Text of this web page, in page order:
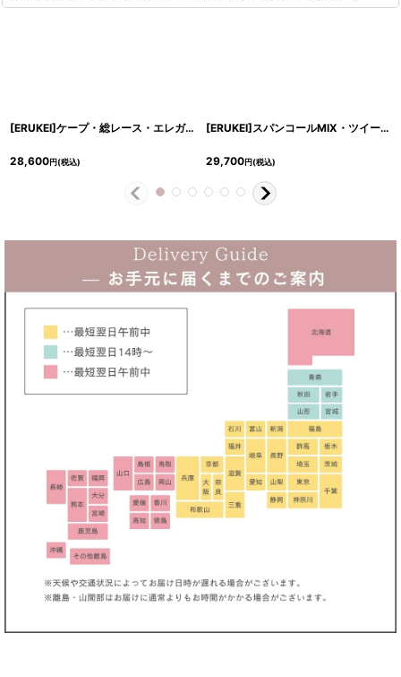
[ERUKEI]ケープ・総レース・エレガント・半袖・Aライン・ロングドレス[山崎みどり着用]《送料＆代引き手数料無料》mywhwr
28,600円(税込)
[ERUKEI]スパンコールMIX・ツイード・シンプル・ノースリーブ・タイト・ミニドレス・ワンピース[山崎みどり着用]《送料＆代引き手数料無料》mywh
29,700円(税込)